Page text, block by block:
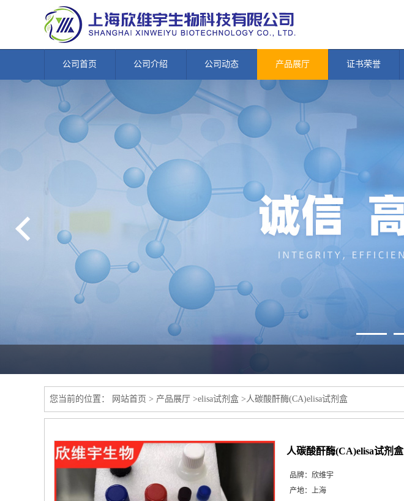
公司首页 公司介绍 公司动态 产品展厅 证书荣誉
您当前的位置： 网站首页 > 产品展厅 >elisa试剂盒 >人碳酸酐酶(CA)elisa试剂盒
人碳酸酐酶(CA)elisa试剂盒
品牌： 欣维宇
产地： 上海